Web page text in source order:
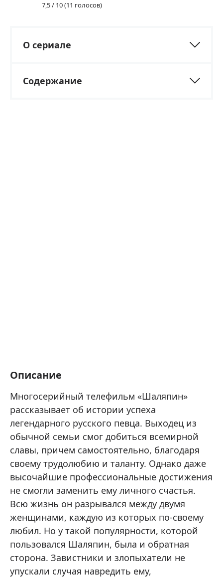
7,5/ 10 (11 голосов)
О сериале
Содержание
Описание
Многосерийный телефильм «Шаляпин»
рассказывает об истории успеха
легендарного русского певца. Выходец из
обычной семьи смог добиться всемирной
славы, причем самостоятельно, благодаря
своему трудолюбию и таланту. Однако даже
высочайшие профессиональные достижения
не смогли заменить ему личного счастья.
Всю жизнь он разрывался между двумя
женщинами, каждую из которых по-своему
любил. Но у такой популярности, которой
пользовался Шаляпин, была и обратная
сторона. Завистники и злопыхатели не
упускали случая навредить ему,